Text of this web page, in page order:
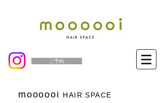
ご予約
moooooi
HAIR SPACE